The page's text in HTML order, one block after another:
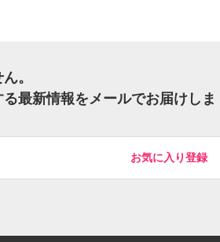
。
最新情報をメールでお届けしま
お気に入り登録